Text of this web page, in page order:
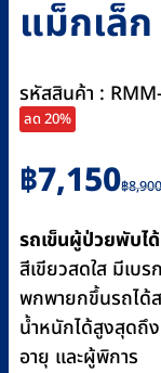
แม็กเล็
รหัสสินค้า :
ลด 20%
฿8,900
Original
price
was:
฿8,900.
฿7,150
Current
price
is:
฿7,150.
รถเข็นผู้ป่วยพับไ
สีเขียวสดใส มีเบ
พกพายกขึ้นรถได้
น้ำหนักได้สูงสุดถึ
อายุ และผู้พิการ